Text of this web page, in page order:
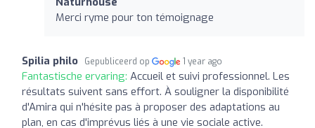
Merci ryme pour ton témoignage
Spilia philo Gepubliceerd op 1 year ago
Fantastische ervaring: Accueil et suivi professionnel. Les
résultats suivent sans effort. À souligner la disponibilité
d'Amira qui n'hésite pas à proposer des adaptations au
plan, en cas d'imprévus liés à une vie sociale active.